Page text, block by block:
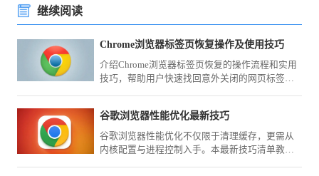
继续阅读
Chrome浏览器标签页恢复操作及使用技巧
介绍Chrome浏览器标签页恢复的操作流程和实用
技巧，帮助用户快速找回意外关闭的网页标签，
谷歌浏览器性能优化最新技巧
谷歌浏览器性能优化不仅限于清理缓存，更需从
内核配置与进程控制入手。本最新技巧清单教您